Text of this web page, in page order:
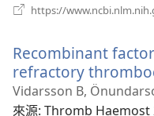
https://
Recombinant
refractory
Vidarsson B,
來源‎: Thromb Haemost